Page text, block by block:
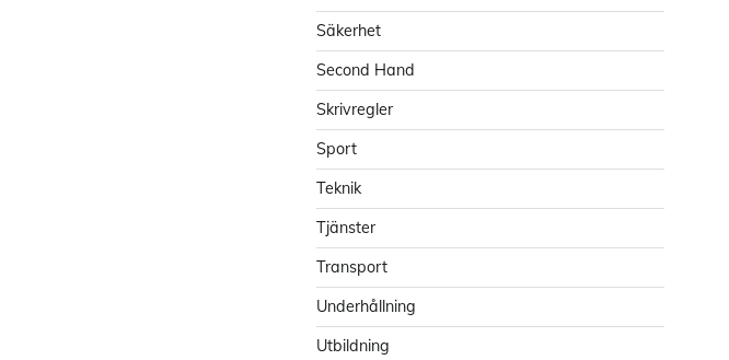
Säkerhet
Second Hand
Skrivregler
Sport
Teknik
Tjänster
Transport
Underhållning
Utbildning